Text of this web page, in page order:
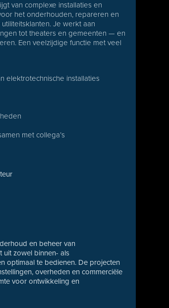
van complexe installaties en
het onderhouden, repareren en
Je werkt aan
tot theaters en gemeenten — en
Een veelzijdige functie met veel
elektrotechnische installaties
met collega’s
en beheer van
uit zowel binnen- als
optimaal te bedienen. De projecten
overheden en commerciële
voor ontwikkeling en